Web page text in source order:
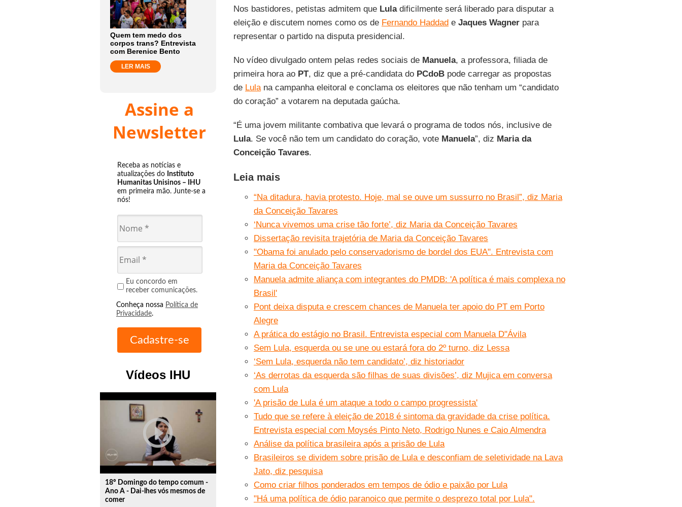
Quem tem medo dos
corpos trans? Entrevista
com Berenice Bento
LER MAIS
Assine a
Newsletter
Receba as notícias e
atualizações do Instituto
Humanitas Unisinos – IHU
em primeira mão. Junte-se a
nós!
Eu concordo em
receber comunicações.
Conheça nossa Política de
Privacidade.
Vídeos IHU
play_circle_outline
18º Domingo do tempo comum -
Ano A - Dai-lhes vós mesmos de
comer
Nos bastidores, petistas admitem queLuladificilmente será liberado para disputar a
eleição e discutem nomes como os de Fernando Haddade Jaques Wagnerpara
representar o partido na disputa presidencial.
No vídeo divulgado ontem pelas redes sociais deManuela, a professora, filiada de
primeira hora ao PT, diz que a pré-candidata do PCdoBpode carregar as propostas
de Lulana campanha eleitoral e conclama os eleitores que não tenham um “candidato
do coração” a votarem na deputada gaúcha.
“É uma jovem militante combativa que levará o programa de todos nós, inclusive de
Lula. Se você não tem um candidato do coração, vote Manuela”, diz Maria da
Conceição Tavares.
Leia mais
“Na ditadura, havia protesto. Hoje, mal se ouve um sussurro no Brasil”, diz Maria
da Conceição Tavares
‘Nunca vivemos uma crise tão forte’, diz Maria da Conceição Tavares
Dissertação revisita trajetória de Maria da Conceição Tavares
"Obama foi anulado pelo conservadorismo de bordel dos EUA". Entrevista com
Maria da Conceição Tavares
Manuela admite aliança com integrantes do PMDB: 'A política é mais complexa no
Brasil'
Pont deixa disputa e crescem chances de Manuela ter apoio do PT em Porto
Alegre
A prática do estágio no Brasil. Entrevista especial com Manuela D"Ávila
Sem Lula, esquerda ou se une ou estará fora do 2º turno, diz Lessa
‘Sem Lula, esquerda não tem candidato’, diz historiador
‘As derrotas da esquerda são filhas de suas divisões’, diz Mujica em conversa
com Lula
'A prisão de Lula é um ataque a todo o campo progressista'
Tudo que se refere à eleição de 2018 é sintoma da gravidade da crise política.
Entrevista especial com Moysés Pinto Neto, Rodrigo Nunes e Caio Almendra
Análise da política brasileira após a prisão de Lula
Brasileiros se dividem sobre prisão de Lula e desconfiam de seletividade na Lava
Jato, diz pesquisa
Como criar filhos ponderados em tempos de ódio e paixão por Lula
"Há uma política de ódio paranoico que permite o desprezo total por Lula".